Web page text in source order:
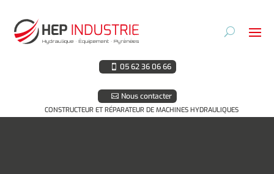
05 62 36 06 66
Nous contacter
CONSTRUCTEUR ET RÉPARATEUR DE MACHINES HYDRAULIQUES